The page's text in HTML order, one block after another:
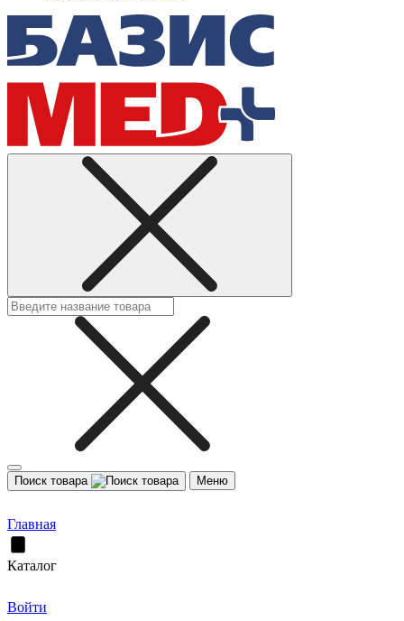
Поиск товара Меню
Главная
Каталог
Войти